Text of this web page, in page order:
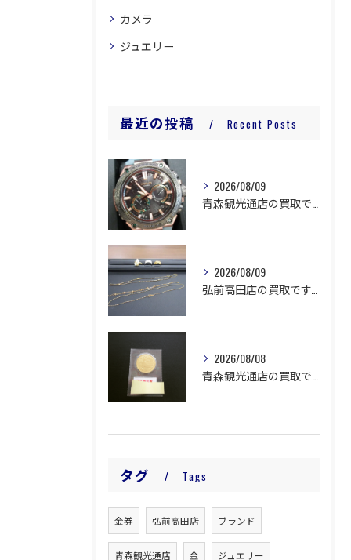
カメラ
ジュエリー
最近の投稿 Recent Posts
2026/08/09
2026/08/09
2026/08/08
タグ Tags
金券 弘前高田店 ブランド
青森観光通店 金 ジュエリー